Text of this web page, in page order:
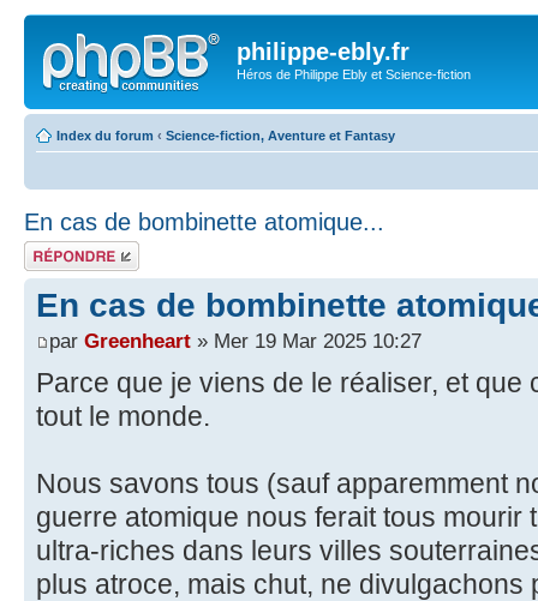
philippe-ebly.fr
Héros de Philippe Ebly et Science-fiction
Index du forum ‹ Science-fiction, Aventure et Fantasy
En cas de bombinette atomique...
Répondre
En cas de bombinette
par Greenheart » Mer 19 Mar 2025 10:27
Parce que je viens de le réaliser, et que
tout le monde.
Nous savons tous (sauf apparemment
guerre atomique nous ferait tous mourir
ultra-riches dans leurs villes
plus atroce, mais chut, ne divulgachons